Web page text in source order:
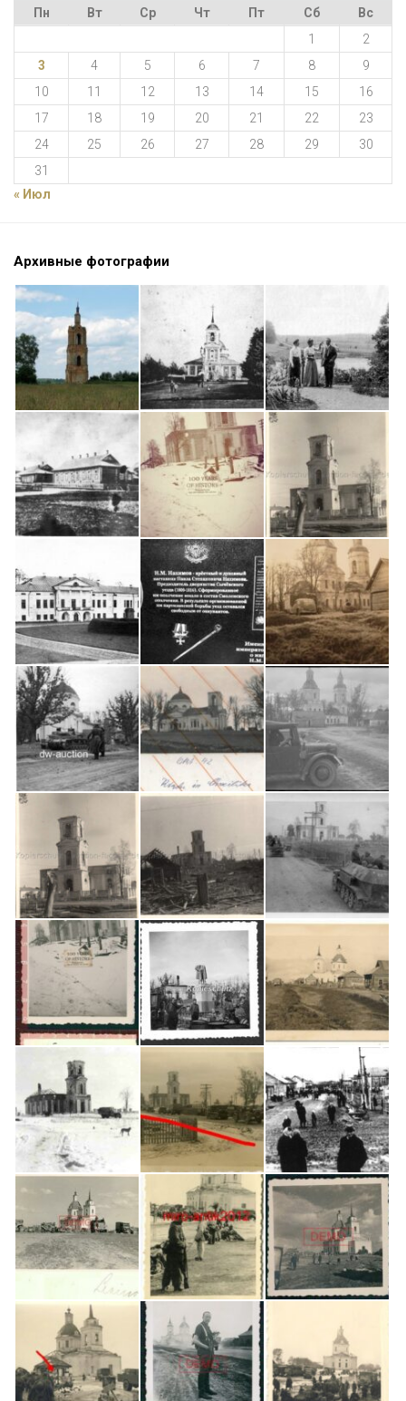
Пн
Вт Ср Чт Пт Сб
Вс
1
2
3
4 5 6 7 8
9
10
11 12 13 14 15
16
17
18 19 20 21 22
23
24
25 26 27 28 29
30
31
« Июл
Архивные фотографии